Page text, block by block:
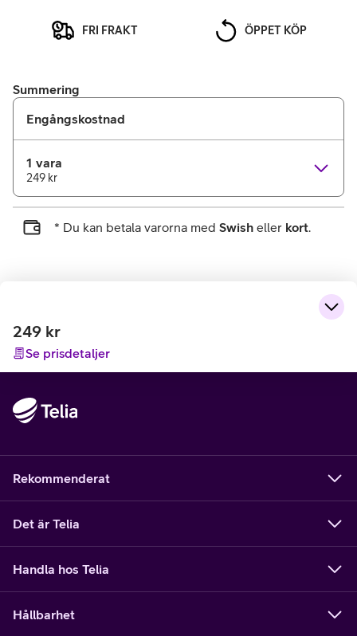
FRI FRAKT ÖPPET KÖP
Summering
Engångskostnad
1 vara
249 kr
* Du kan betala varorna med Swish eller kort.
249 kr
Se prisdetaljer
Rekommenderat
Det är Telia
Handla hos Telia
Hållbarhet